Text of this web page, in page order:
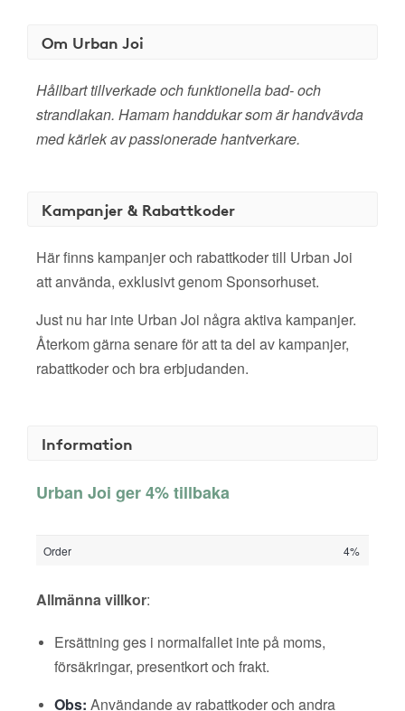
Om Urban Joi
Hållbart tillverkade och funktionella bad- och
strandlakan. Hamam handdukar som är handvävda
med kärlek av passionerade hantverkare.
Kampanjer & Rabattkoder
Här finns kampanjer och rabattkoder till Urban Joi
att använda, exklusivt genom Sponsorhuset.
Just nu har inte Urban Joi några aktiva kampanjer.
Återkom gärna senare för att ta del av kampanjer,
rabattkoder och bra erbjudanden.
Information
Urban Joi ger 4% tillbaka
Order 4%
Allmänna villkor:
Ersättning ges i normalfallet inte på moms,
försäkringar, presentkort och frakt.
Obs: Användande av rabattkoder och andra